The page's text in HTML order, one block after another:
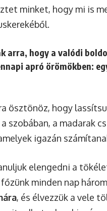
minket, hogy mi is
arra, hogy a valódi
apró örömökben:
ösztönöz, hogy
szobában, a madarak
igazán
elengedni a
minden nap
, és élvezzük a vele